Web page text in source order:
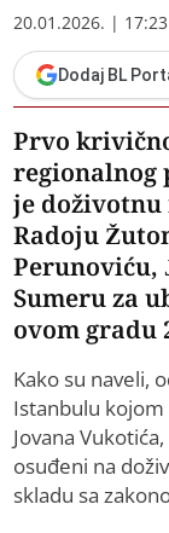
20.01.2026. | 17:23
Dodaj BL
Prvo
regionalnog
je
Radoju
Perunoviću,
Sumeru za
ovom gradu
Kako su naveli,
Istanbulu
Jovana
osuđeni na
skladu sa